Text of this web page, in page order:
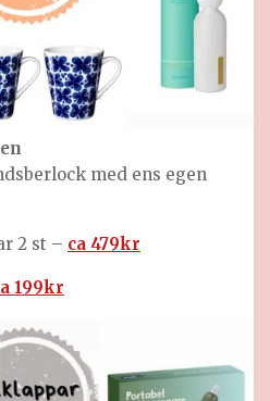
med ens egen
2 st – ca 479kr
199kr